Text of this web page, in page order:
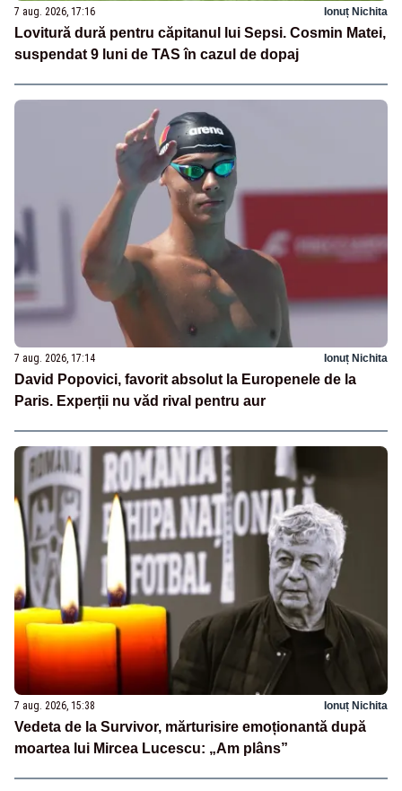
7 aug. 2026, 17:16 Ionuț Nichita
Lovitură dură pentru căpitanul lui Sepsi. Cosmin Matei,
suspendat 9 luni de TAS în cazul de dopaj
7 aug. 2026, 17:14 Ionuț Nichita
David Popovici, favorit absolut la Europenele de la
Paris. Experții nu văd rival pentru aur
7 aug. 2026, 15:38 Ionuț Nichita
Vedeta de la Survivor, mărturisire emoționantă după
moartea lui Mircea Lucescu: „Am plâns”